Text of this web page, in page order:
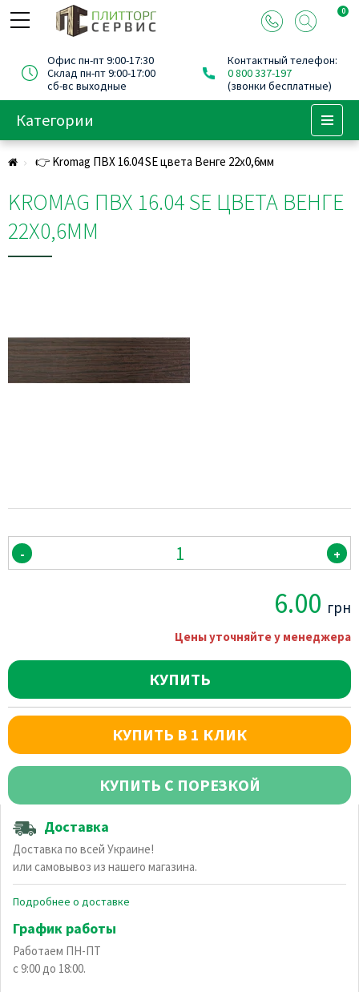
0
Офис пн-пт 9:00-17:30
Склад пн-пт 9:00-17:00
сб-вс выходные
Контактный телефон:
0 800 337-197
(звонки бесплатные)
Категории
👉 Kromag ПВХ 16.04 SЕ цвета Венге 22х0,6мм
KROMAG ПВХ 16.04 SЕ ЦВЕТА ВЕНГЕ
22Х0,6ММ
- +
6.00 грн
Цены уточняйте у менеджера
КУПИТЬ
КУПИТЬ В 1 КЛИК
КУПИТЬ С ПОРЕЗКОЙ
Доставка
Доставка по всей Украине!
или самовывоз из нашего магазина.
Подробнее о доставке
График работы
Работаем ПН-ПТ
с 9:00 до 18:00.